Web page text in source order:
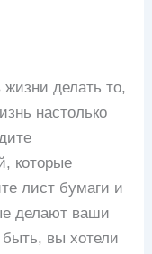
делать то,
настолько
которые
лист бумаги и
делают ваши
быть, вы хотели